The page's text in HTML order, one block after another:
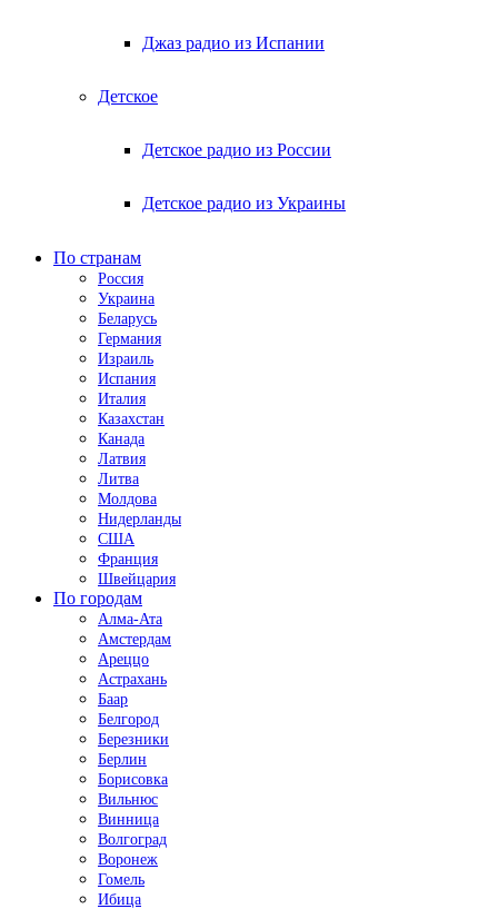
Джаз радио из Испании
Детское
Детское радио из России
Детское радио из Украины
По странам
Россия
Украина
Беларусь
Германия
Израиль
Испания
Италия
Казахстан
Канада
Латвия
Литва
Молдова
Нидерланды
США
Франция
Швейцария
По городам
Алма-Ата
Амстердам
Ареццо
Астрахань
Баар
Белгород
Березники
Берлин
Борисовка
Вильнюс
Винница
Волгоград
Воронеж
Гомель
Ибица